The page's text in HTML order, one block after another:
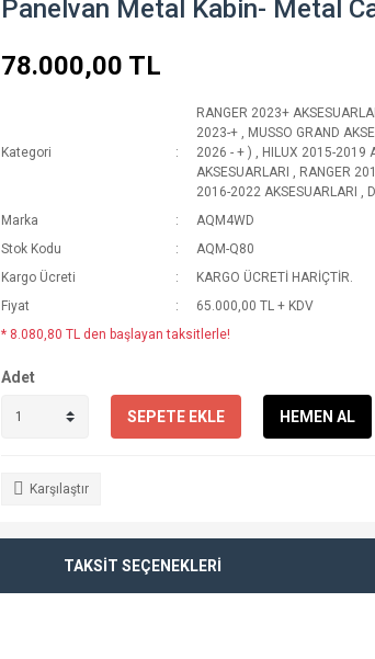
Panelvan Metal Kabin- Metal
78.000,00 TL
Kategori
RANGER 2023+
2023-+ , MUSSO GRAND
2026 - + ) , HILUX 2015-2019
AKSESUARLARI , RANGER
2016-2022 AKSESUARLARI ,
Marka
AQM4WD
Stok Kodu
AQM-Q80
Kargo Ücreti
KARGO ÜCRETİ HARİÇTİR.
Fiyat
65.000,00 TL + KDV
* 8.080,80 TL den başlayan taksitlerle!
Adet
SEPETE EKLE HEMEN AL
Karşılaştır
TAKSİT SEÇENEKLERİ